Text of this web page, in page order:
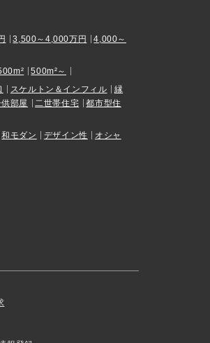
3,500～4,000万円
4,000～
500m²～
スケルトン＆インフィル
縁
部屋 二世帯住宅
都市型住
和モダン デザイン性
オシャ